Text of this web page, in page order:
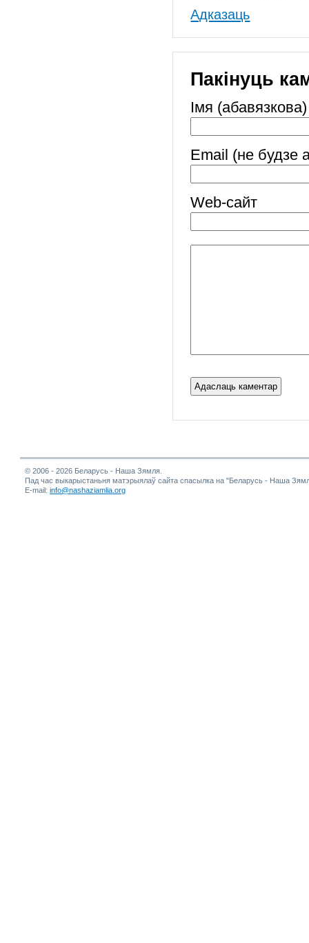
Адказаць
Пакінуць
Імя (абавязкова)
Email (не будзе
Web-cайт
© 2006 - 2026 Беларусь - Наша Зямля.
Пад час выкарыстаньня матэрыялаў сайта спасылка на "Беларусь - Наша
E-mail: info@nashaziamlia.org